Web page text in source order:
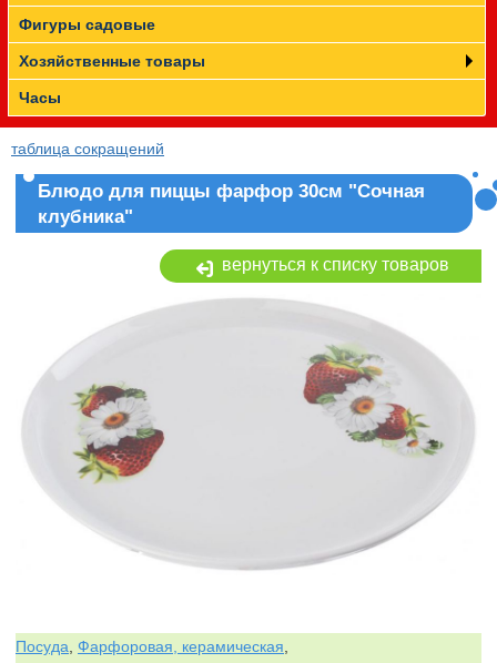
Фигуры садовые
Хозяйственные товары
Часы
таблица сокращений
Блюдо для пиццы фарфор 30см "Сочная
клубника"
вернуться к списку товаров
Посуда, Фарфоровая, керамическая,